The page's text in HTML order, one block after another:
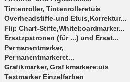
Tintenroller, Tintenrolleretuis
Overheadstifte-und Etuis,Korrektur...
Flip Chart-Stifte,Whiteboardmarker...
Ersatzpatronen (für ...) und Ersat...
Permanentmarker,
Permanentmarkeret...
Grafikmarker, Grafikmarkeretuis
Textmarker Einzelfarben